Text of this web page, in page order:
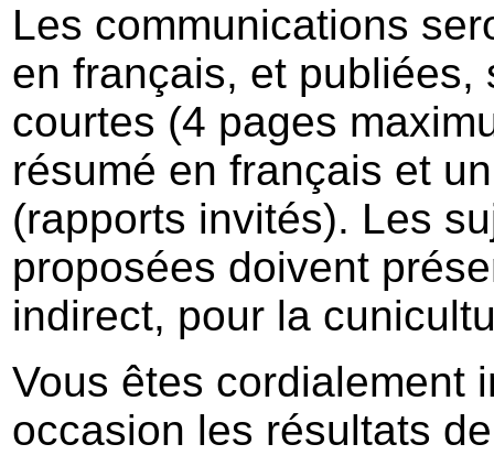
Les communications
en français, et publiées,
courtes (4 pages
résumé en français et
(rapports invités). Les
proposées doivent
indirect, pour la
Vous êtes cordialement
occasion les résultats